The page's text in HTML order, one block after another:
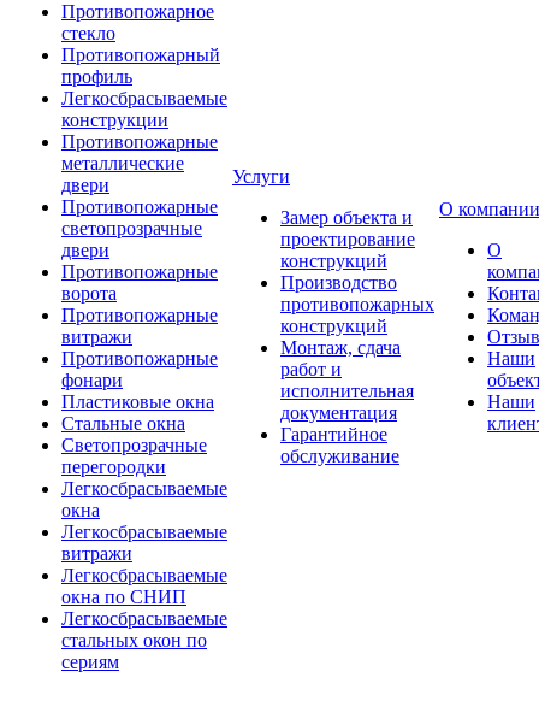
Противопожарное
стекло
Противопожарный
профиль
Легкосбрасываемые
конструкции
Противопожарные
металлические
двери
Противопожарные
светопрозрачные
двери
Противопожарные
ворота
Противопожарные
витражи
Противопожарные
фонари
Пластиковые окна
Стальные окна
Светопрозрачные
перегородки
Легкосбрасываемые
окна
Легкосбрасываемые
витражи
Легкосбрасываемые
окна по СНИП
Легкосбрасываемые
стальных окон по
сериям
Услуги
Замер объекта и
проектирование
конструкций
Производство
противопожарных
конструкций
Монтаж, сдача
работ и
исполнительная
документация
Гарантийное
обслуживание
О компании
О
Наши
Наши